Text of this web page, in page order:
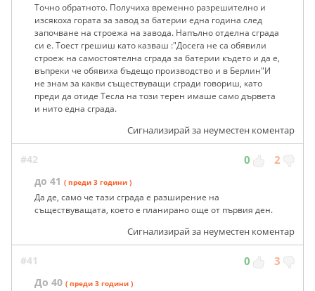
Точно обратното. Получиха временно разрешително и
изсякоха гората за завод за батерии една година след
започване на строежа на завода. Напълно отделна сграда
си е. Тоест грешиш като казваш :"Досега не са обявили
строеж на самостоятелна сграда за батерии където и да е,
въпреки че обявиха бъдещо производство и в Берлин"И
не знам за какви съществуващи сгради говориш, като
преди да отиде Тесла на този терен имаше само дървета
и нито една сграда.
Сигнализирай за неуместен коментар
#42 0 2
до 41 ( преди 3 години )
Да де, само че тази сграда е разширение на
съществуващата, което е планирано още от първия ден.
Сигнализирай за неуместен коментар
#41 0 3
До 40 ( преди 3 години )